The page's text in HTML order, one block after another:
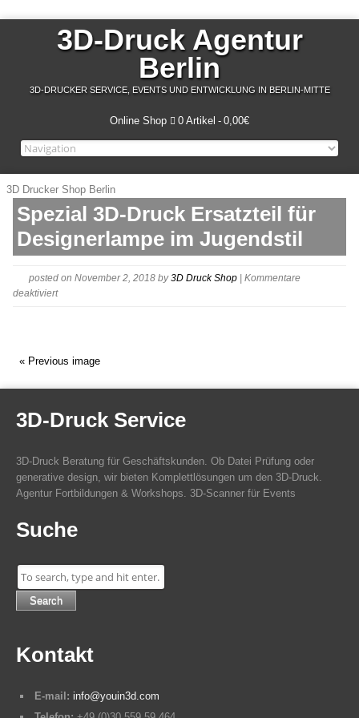
3D-Druck Agentur
Berlin
3D-DRUCKER SERVICE, EVENTS UND ENTWICKLUNG IN BERLIN-MITTE
Online Shop 0 Artikel 0,00€
3D Drucker Shop Berlin
Spezial 3D-Druck Ersatzteil für
Designerlampe im Jugendstil
posted on November 2, 2018 by3D Druck Shop
Kommentare
deaktiviertfür
« Previous image
3D-Druck Service
3D-Druck Beratung für Geschäftskunden. Ob Datei Prüfung oder
generative design, wir bieten Komplettlösungen um den 3D-Druck.
Agentur Fortbildungen & Workshops. 3D-Scanner für Events
Suche
Search
Kontakt
E-mail: info@youin3d.com